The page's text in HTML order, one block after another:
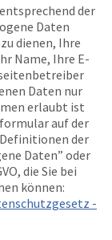
der
Daten
dienen, Ihre
Name, Ihre E-
Daten nur
erlaubt ist
auf der
der
Daten” oder
die Sie bei
können:
-